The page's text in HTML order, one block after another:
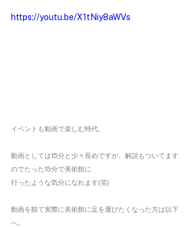
https://youtu.be/X1tNiy8aWVs
イベントも動画で楽しむ時代。
動画としては15分と少々長めですが、解説もついてます
のでたった15分で美術館に
行ったような気分になれます(笑)
動画を観て実際に美術館に足を運びたくなった方は以下
へ。